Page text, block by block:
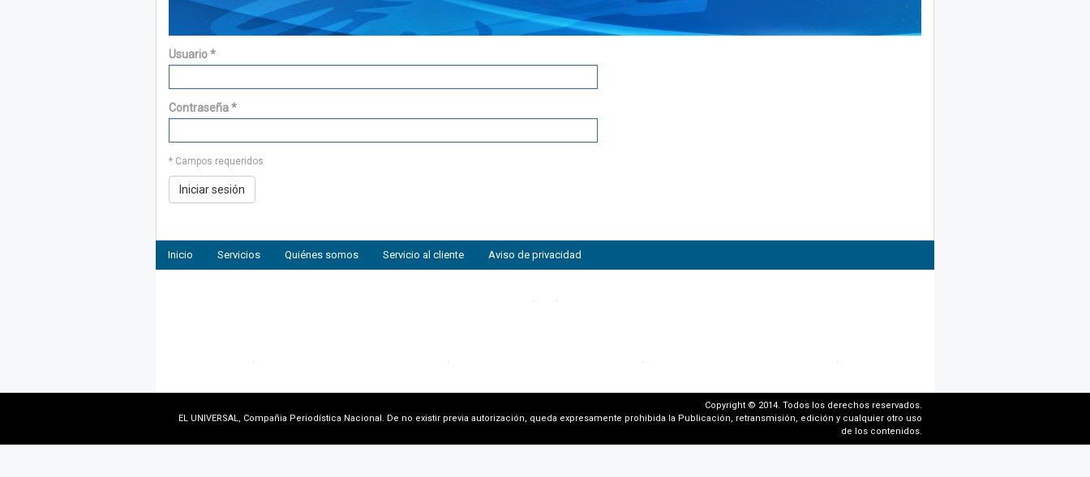
Usuario*
Contraseña*
* Campos requeridos
Inicio Servicios Quiénes somos Servicio al cliente Aviso de privacidad
Copyright © 2014. Todos los derechos reservados.
EL UNIVERSAL, Compañia Periodística Nacional. De no existir previa autorización, queda expresamente prohibida la Publicación, retransmisión, edición y cualquier otro uso
de los contenidos.